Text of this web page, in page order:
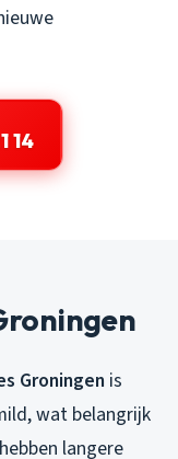
14
Groningen is
wat belangrijk
langere